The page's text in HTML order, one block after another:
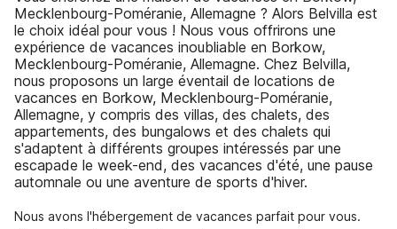
Mecklenbourg-Poméranie, Allemagne ? Alors Belvilla est
le choix idéal pour vous ! Nous vous offrirons une
expérience de vacances inoubliable en Borkow,
Mecklenbourg-Poméranie, Allemagne. Chez Belvilla,
nous proposons un large éventail de locations de
vacances en Borkow, Mecklenbourg-Poméranie,
Allemagne, y compris des villas, des chalets, des
appartements, des bungalows et des chalets qui
s'adaptent à différents groupes intéressés par une
escapade le week-end, des vacances d'été, une pause
automnale ou une aventure de sports d'hiver.
Nous avons l'hébergement de vacances parfait pour vous.